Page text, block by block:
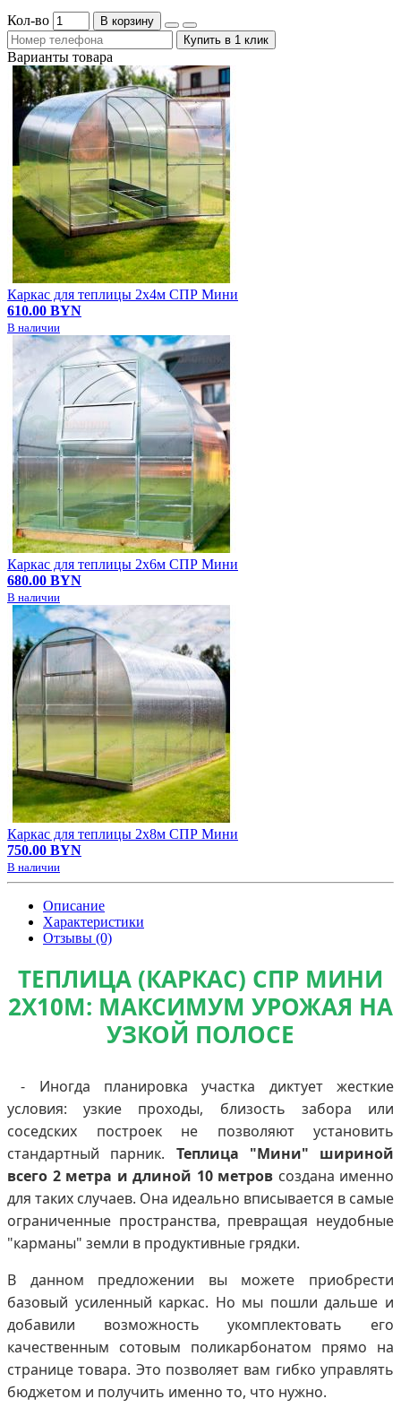
Кол-во
В корзину
Купить в 1 клик
Варианты товара
Каркас для теплицы 2х4м СПР Мини
610.00 BYN
В наличии
Каркас для теплицы 2х6м СПР Мини
680.00 BYN
В наличии
Каркас для теплицы 2х8м СПР Мини
750.00 BYN
В наличии
Описание
Характеристики
Отзывы (0)
ТЕПЛИЦА (КАРКАС) СПР МИНИ
2Х10М: МАКСИМУМ УРОЖАЯ НА
УЗКОЙ ПОЛОСЕ
- Иногда планировка участка диктует жесткие
условия: узкие проходы, близость забора или
соседских построек не позволяют установить
стандартный парник. Теплица "Мини" шириной
всего 2 метра и длиной 10 метров создана именно
для таких случаев. Она идеально вписывается в самые
ограниченные пространства, превращая неудобные
"карманы" земли в продуктивные грядки.
В данном предложении вы можете приобрести
базовый усиленный каркас. Но мы пошли дальше и
добавили возможность укомплектовать его
качественным сотовым поликарбонатом прямо на
странице товара. Это позволяет вам гибко управлять
бюджетом и получить именно то, что нужно.